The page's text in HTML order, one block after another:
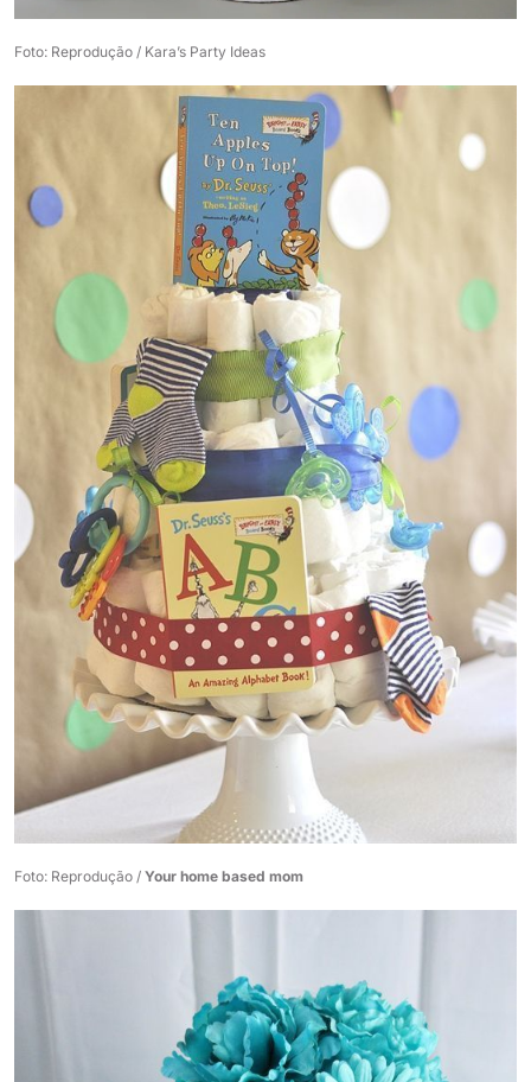
Foto: Reprodução / Kara’s Party Ideas
Foto: Reprodução / Your home based mom